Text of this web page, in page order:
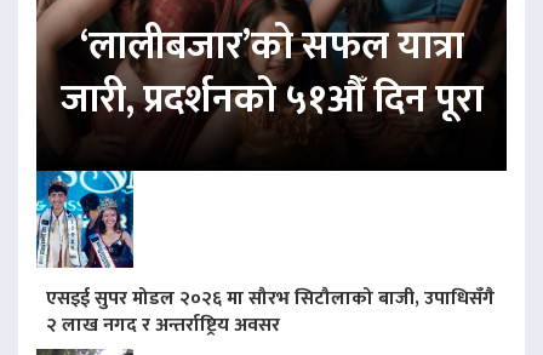
‘लालीबजार’को सफल यात्रा
जारी, प्रदर्शनको ५१औँ दिन पूरा
एसइई सुपर मोडल २०२६ मा सौरभ सिटौलाको बाजी, उपाधिसँगै
२ लाख नगद र अन्तर्राष्ट्रिय अवसर